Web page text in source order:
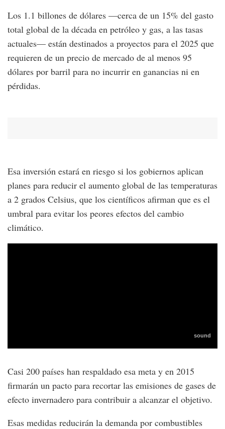
Los 1.1 billones de dólares —cerca de un 15% del gasto
total global de la década en petróleo y gas, a las tasas
actuales— están destinados a proyectos para el 2025 que
requieren de un precio de mercado de al menos 95
dólares por barril para no incurrir en ganancias ni en
pérdidas.
Esa inversión estará en riesgo si los gobiernos aplican
planes para reducir el aumento global de las temperaturas
a 2 grados Celsius, que los científicos afirman que es el
umbral para evitar los peores efectos del cambio
climático.
Casi 200 países han respaldado esa meta y en 2015
firmarán un pacto para recortar las emisiones de gases de
efecto invernadero para contribuir a alcanzar el objetivo.
Esas medidas reducirán la demanda por combustibles